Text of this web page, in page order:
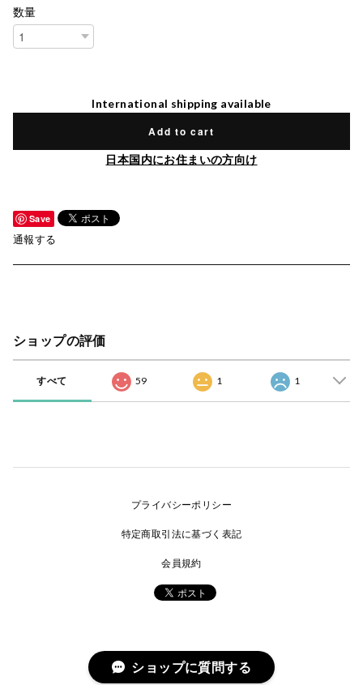
数量
International shipping available
Add to cart
日本国内にお住まいの方向け
Save
通報する
ショップの評価
すべて 59 1 1
プライバシーポリシー
特定商取引法に基づく表記
会員規約
ショップに質問する